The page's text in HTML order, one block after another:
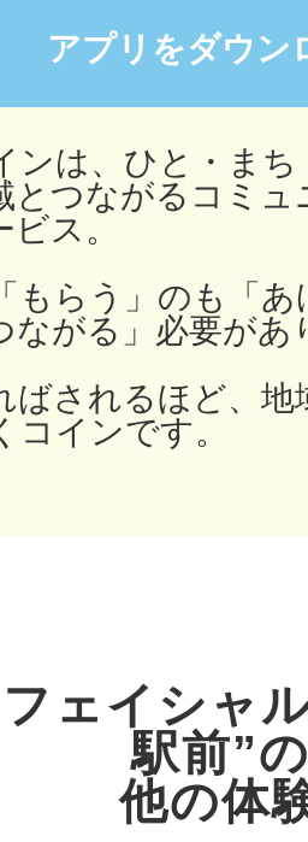
アプリをダウン
ンは、ひと・ま
とつながるコミュ
ス。
もらう」のも「
ながる」必要があ
ばされるほど、地
コインです。
ェイシャ
駅前”
他の体
厚木
八尾
鎌倉
渋谷区